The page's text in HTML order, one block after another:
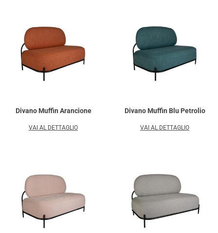
Divano Muffin Arancione
VAI AL DETTAGLIO
Divano Muffin Blu Petrolio
VAI AL DETTAGLIO